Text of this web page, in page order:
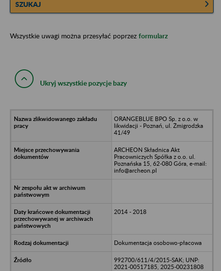
SZUKAJ
Wszystkie uwagi można przesyłać poprzez formularz
Ukryj wszystkie pozycje bazy
ORANGEBLUE BPO Sp. z o.o. w
likwidacji - Poznań, ul. Żmigrodzka
41/49
ARCHEON Składnica Akt
Pracowniczych Spółka z o.o. ul.
Poznańska 15, 62-080 Góra, e-mail:
info@archeon.pl
2014 - 2018
Dokumentacja osobowo-płacowa
992700/611/4/2015-SAK; UNP:
2021-00517185, 2025-00231808